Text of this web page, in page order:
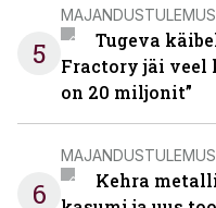
5
Tugeva
Fractory jäi veel
on 20 miljonit”
6
Kehra